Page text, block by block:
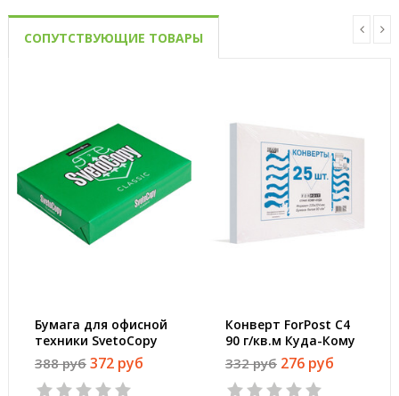
СОПУТСТВУЮЩИЕ ТОВАРЫ
Бумага для офисной
техники SvetoCopy
(A4, марка C, 80 г/
кв.м, 500 листов)
388 руб 372 руб
Конверт ForPost C4
90 г/кв.м Куда-Кому
белый стрип с
внутренней
запечаткой (25 штук
332 руб 276 руб